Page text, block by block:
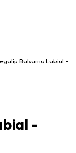
Balsamo Labial -
-